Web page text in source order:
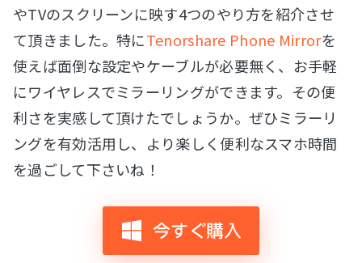
やTVのスクリーンに映す4つのやり方を紹介させ
て頂きました。特にTenorshare Phone Mirrorを
使えば面倒な設定やケーブルが必要無く、お手軽
にワイヤレスでミラーリングができます。その便
利さを実感して頂けたでしょうか。ぜひミラーリ
ングを有効活用し、より楽しく便利なスマホ時間
を過ごして下さいね！